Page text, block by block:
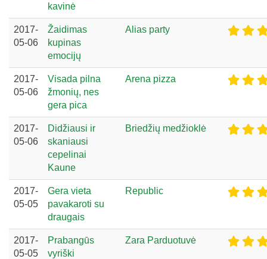
kavinė
2017-
05-06
Žaidimas
kupinas
emocijų
Alias party
2017-
05-06
Visada pilna
žmonių, nes
gera pica
Arena pizza
2017-
05-06
Didžiausi ir
skaniausi
cepelinai
Kaune
Briedžių medžioklė
2017-
05-05
Gera vieta
pavakaroti su
draugais
Republic
2017-
05-05
Prabangūs
vyriški
Zara Parduotuvė